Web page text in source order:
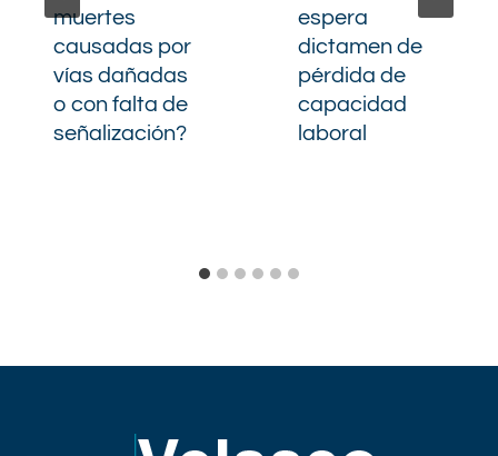
muertes
causadas por
vías dañadas
o con falta de
señalización?
espera
dictamen de
pérdida de
capacidad
laboral